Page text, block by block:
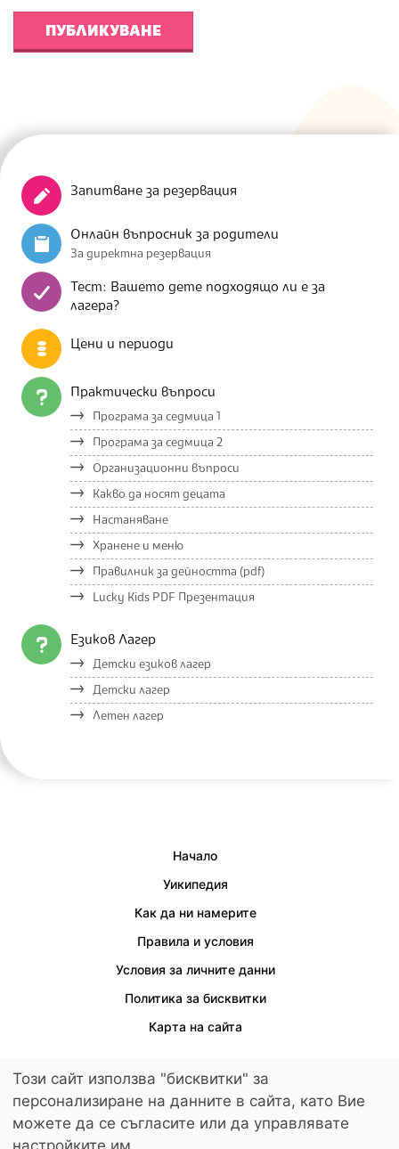
Запитване за резервация
Онлайн въпросник за родители
За директна резервация
Тест: Вашето дете подходящо ли е за
лагера?
Цени и периоди
Практически въпроси
Програма за седмица 1
Програма за седмица 2
Организационни въпроси
Какво да носят децата
Настаняване
Хранене и меню
Правилник за дейността (pdf)
Lucky Kids PDF Презентация
Езиков Лагер
Детски езиков лагер
Детски лагер
Летен лагер
Начало
Уикипедия
Как да ни намерите
Правила и условия
Условия за личните данни
Политика за бисквитки
Карта на сайта
Осигурен е достъп за хора с увреждания.
© 2026 LuckyKids. All Rights Reserved.
Този сайт използва "бисквитки" за
персонализиране на данните в сайта, като Вие
можете да се съгласите или да управлявате
настройките им.